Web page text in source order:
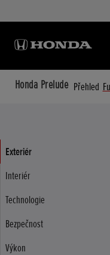
Honda Prelude Přehled
Exteriér
Interiér
Technologie
Bezpečnost
Výkon